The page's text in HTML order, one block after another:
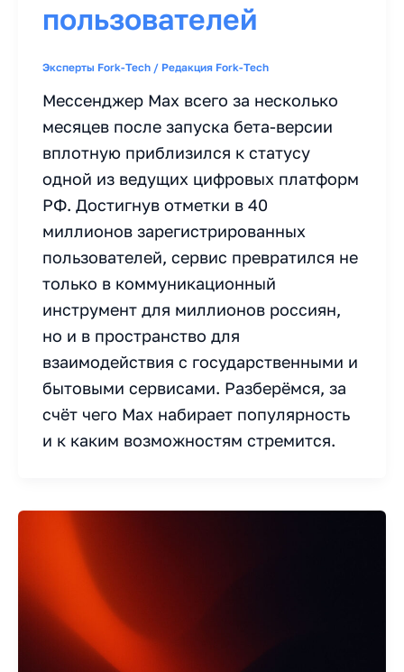
пользователей
Эксперты Fork-Tech / Редакция Fork-Tech
Мессенджер Max всего за несколько
месяцев после запуска бета-версии
вплотную приблизился к статусу
одной из ведущих цифровых платформ
РФ. Достигнув отметки в 40
миллионов зарегистрированных
пользователей, сервис превратился не
только в коммуникационный
инструмент для миллионов россиян,
но и в пространство для
взаимодействия с государственными и
бытовыми сервисами. Разберёмся, за
счёт чего Max набирает популярность
и к каким возможностям стремится.